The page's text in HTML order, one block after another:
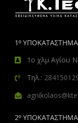
1º
1ο χλμ Αγίου
Τηλ.:
2º